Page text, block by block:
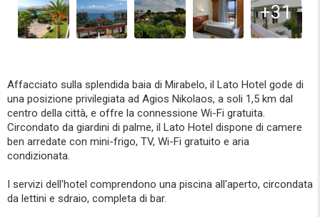
+31
Affacciato sulla splendida baia di Mirabelo, il Lato Hotel gode di
una posizione privilegiata ad Agios Nikolaos, a soli 1,5 km dal
centro della città, e offre la connessione Wi-Fi gratuita.
Circondato da giardini di palme, il Lato Hotel dispone di camere
ben arredate con mini-frigo, TV, Wi-Fi gratuito e aria
condizionata.
I servizi dell'hotel comprendono una piscina all'aperto, circondata
da lettini e sdraio, completa di bar.